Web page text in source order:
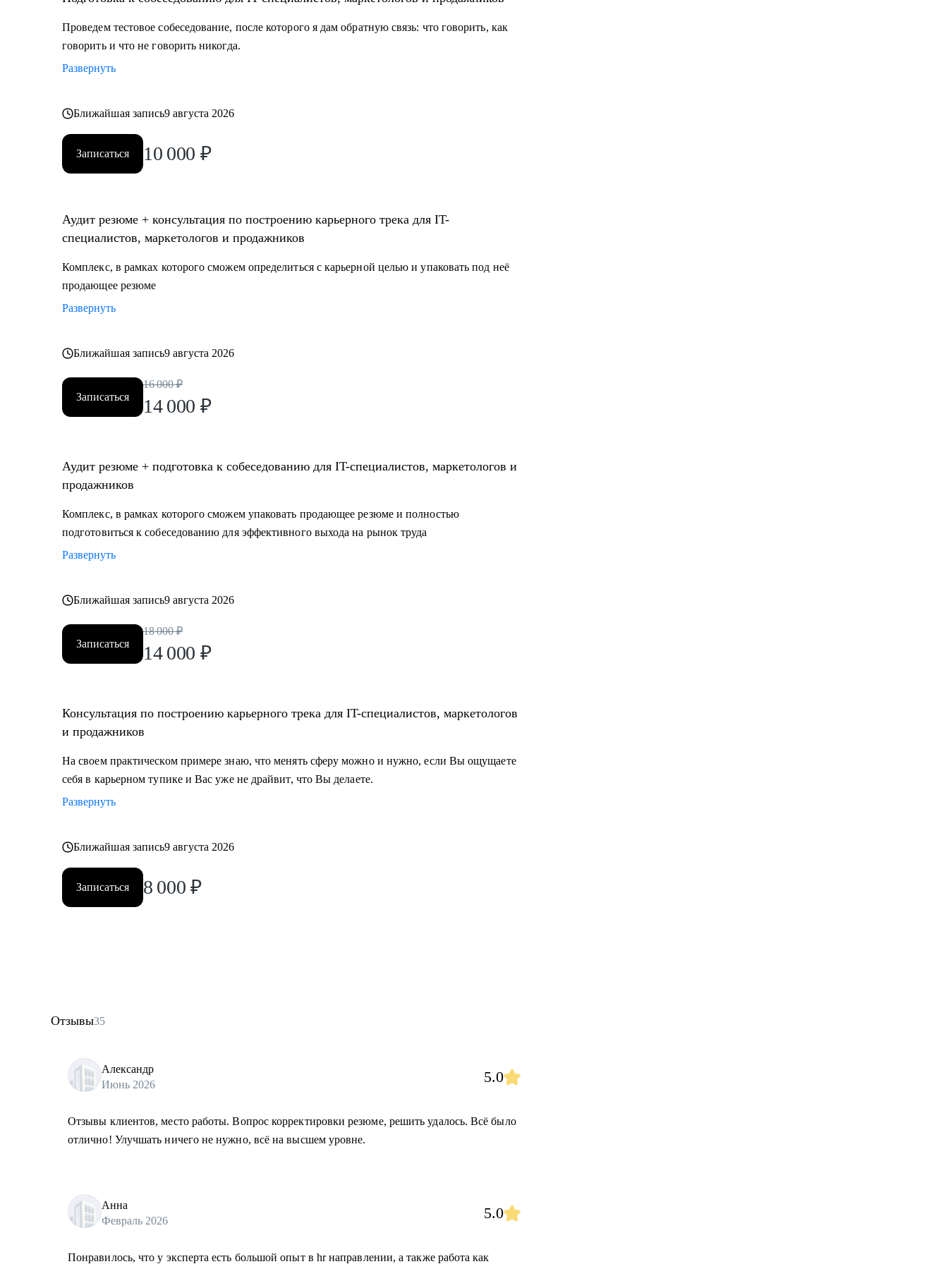
Проведем тестовое собеседование, после которого я дам обратную связь: что говорить, как
говорить и что не говорить никогда.
Развернуть
Ближайшая запись9 августа 2026
Записаться 10 000 ₽
Аудит резюме + консультация по построению карьерного трека для IT-
специалистов, маркетологов и продажников
Комплекс, в рамках которого сможем определиться с карьерной целью и упаковать под неё
продающее резюме
Развернуть
Ближайшая запись9 августа 2026
Записаться
16 000 ₽
14 000 ₽
Аудит резюме + подготовка к собеседованию для IT-специалистов, маркетологов и
продажников
Комплекс, в рамках которого сможем упаковать продающее резюме и полностью
подготовиться к собеседованию для эффективного выхода на рынок труда
Развернуть
Ближайшая запись9 августа 2026
Записаться
18 000 ₽
14 000 ₽
Консультация по построению карьерного трека для IT-специалистов, маркетологов
и продажников
На своем практическом примере знаю, что менять сферу можно и нужно, если Вы ощущаете
себя в карьерном тупике и Вас уже не драйвит, что Вы делаете.
Развернуть
Ближайшая запись9 августа 2026
Записаться 8 000 ₽
Отзывы35
Александр
Июнь 2026
5.0
Отзывы клиентов, место работы. Вопрос корректировки резюме, решить удалось. Всё было
отлично! Улучшать ничего не нужно, всё на высшем уровне.
Анна
Февраль 2026
5.0
Понравилось, что у эксперта есть большой опыт в hr направлении, а также работа как